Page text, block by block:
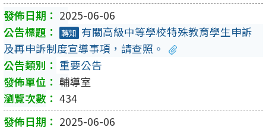
2025-06-06
轉知 有關高級中等學校特殊教育學生申訴
及再申訴制度宣導事項，請查照。
重要公告
輔導室
434
2025-06-06